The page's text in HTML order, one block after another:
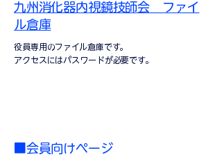
九州消化器内視鏡技師会 ファイ
ル倉庫
役員専用のファイル倉庫です。
アクセスにはパスワードが必要です。
■会員向けページ